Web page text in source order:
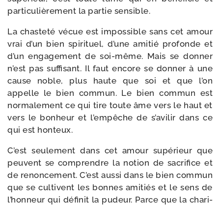
par­ti­cu­liè­re­ment la par­tie sensible.
La chas­te­té vécue est impos­sible sans cet amour
vrai d’un bien spiri­tuel, d’une ami­tié pro­fonde et
d’un enga­ge­ment de soi-​même. Mais se don­ner
n’est pas suf­fi­sant. Il faut encore se don­ner à une
cause noble, plus haute que soi et que l’on
appelle le bien com­mun. Le bien com­mun est
nor­ma­le­ment ce qui tire toute âme vers le haut et
vers le bon­heur et l’empêche de s’avilir dans ce
qui est honteux.
C’est seule­ment dans cet amour su­périeur que
peuvent se com­prendre la notion de sacri­fice et
de renonce­ment. C’est aus­si dans le bien com­mun
que se cultivent les bonnes ami­tiés et le sens de
l’honneur qui défi­nit la pudeur. Parce que la cha­ri­